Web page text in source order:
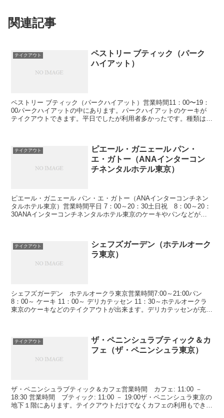
関連記事
テイクアウト
ペストリー ブティック（パーク
ハイアット）
ペストリー ブティック（パークハイアット）営業時間11：00〜19：
00パークハイアットの中にあります。パークハイアットのケーキが
テイクアウトできます。平日でしたが利用者多かったです。種類は多
テイクアウト
ピエール・ガニェール パン・
エ・ガトー（ANAインターコン
チネンタルホテル東京）
ピエール・ガニェール パン・エ・ガトー（ANAインターコンチネン
タルホテル東京）営業時間平日 7：00～20：30土日祝 8：00～20：
30ANAインターコンチネンタルホテル東京のケーキやパンなどがテ
テイクアウト
シェフズガーデン（ホテルオーク
ラ東京）
シェフズガーデン ホテルオークラ東京営業時間7:00～21:00パン
8：00～ ケーキ 11：00～ デリカテッセン 11：30～ホテルオークラ
東京のケーキなどのテイクアウトが出来ます。デリカテッセンが充実
テイクアウト
ザ・ペニンシュラブティック＆カ
フェ（ザ・ペニンシュラ東京）
ザ・ペニンシュラブティック＆カフェ営業時間 カフェ: 11:00 －
18:30 営業時間 ブティック: 11:00 － 19:00ザ・ペニンシュラ東京の
地下１階にあります。テイクアウトだけでなくカフェの利用もできま